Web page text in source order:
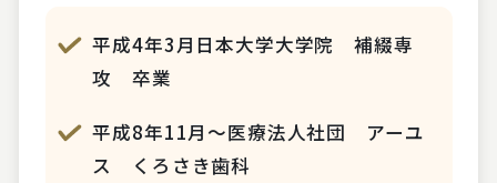
平成4年3月日本大学大学院 補綴専
攻 卒業
平成8年11月～医療法人社団 アーユ
ス くろさき歯科